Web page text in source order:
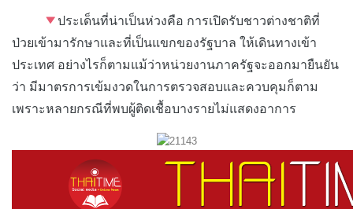
ประเด็นที่น่าเป็นห่วงคือ การเปิดรับชาวต่างชาติที่
ป่วยเข้ามารักษาและที่เป็นแขกของรัฐบาล ให้เดินทางเข้า
ประเทศ อย่างไรก็ตามแม้ว่าหน่วยงานภาครัฐจะออกมายืนยัน
ว่า มีมาตรการเข้มงวดในการตรวจสอบและควบคุมก็ตาม
เพราะหลายกรณีที่พบผู้ติดเชื้อบางรายไม่แสดงอาการ